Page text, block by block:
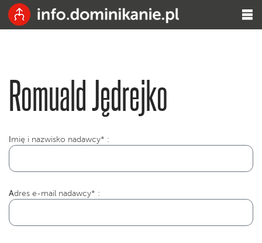
Romuald Jędrejko
mię i nazwisko nadawcy* :
Adres e-mail nadawcy* :